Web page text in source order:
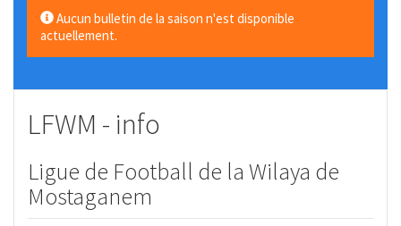
Aucun bulletin de la saison n'est disponible
actuellement.
LFWM - info
Ligue de Football de la Wilaya de
Mostaganem